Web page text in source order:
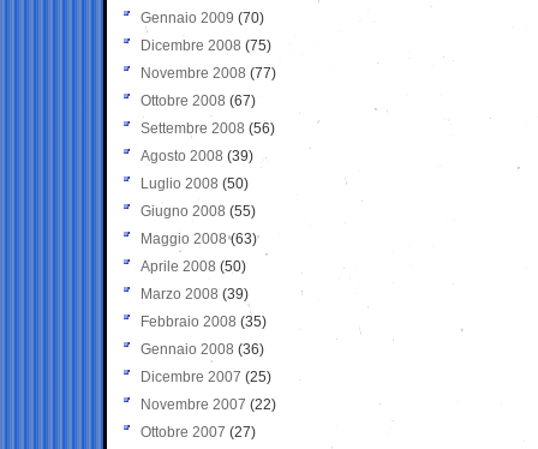
Gennaio 2009 (70)
Dicembre 2008 (75)
Novembre 2008 (77)
Ottobre 2008 (67)
Settembre 2008 (56)
Agosto 2008 (39)
Luglio 2008 (50)
Giugno 2008 (55)
Maggio 2008(63)
Aprile 2008 (50)
Marzo 2008 (39)
Febbraio 2008 (35)
Gennaio 2008 (36)
Dicembre 2007 (25)
Novembre 2007 (22)
Ottobre 2007 (27)